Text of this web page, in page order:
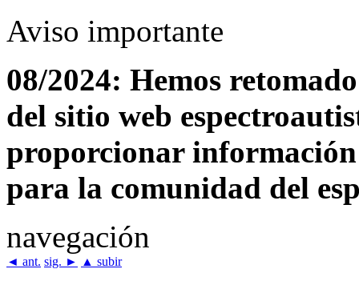
Aviso importante
08/2024: Hemos
del sitio web
proporcionar
para la comunidad del
navegación
◄ ant. sig. ► ▲ subir